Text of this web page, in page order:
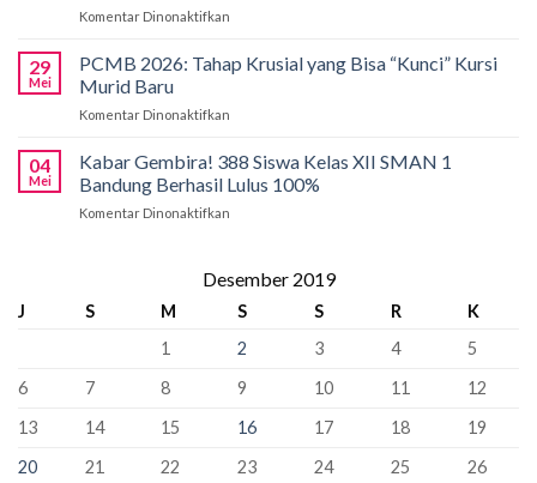
Biology
Kuota
Khusus
Sekolah
Penyangga
Komentar Dinonaktifkan
Semangat
Pancasila
Bandung:
Pancasila
Dunia!
29
Mei
PCMB 2026: Tahap Krusial yang Bisa “Kunci” Kursi
Murid Baru
Komentar Dinonaktifkan
2026:
Tahap
Krusial
Kursi
Baru
04
Mei
Kabar Gembira! 388 Siswa Kelas XII SMAN 1
Bandung Berhasil Lulus 100%
Komentar Dinonaktifkan
388
Kelas
SMAN
Bandung
Lulus
100%
Desember 2019
J S M S S R
K
1
2 3 4
5
6
7 8 9 10 11
12
13
14 15 16 17 18
19
20
21 22 23 24 25
26